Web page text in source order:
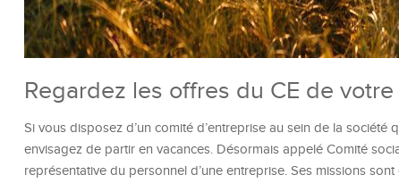
Regardez les offres du CE de
Si vous disposez d’un comité d’entreprise au sein de la société
envisagez de partir en vacances. Désormais appelé Comité
représentative du personnel d’une entreprise. Ses missions